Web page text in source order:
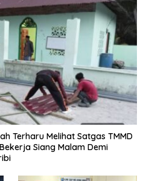
Terharu Melihat Satgas TMMD
Siang Malam Demi